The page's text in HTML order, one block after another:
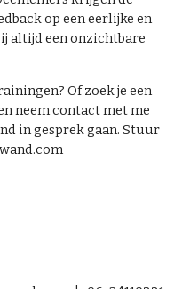
op een eerlijke en
altijd een onzichtbare
Of zoek je een
neem contact met me
in gesprek gaan. Stuur